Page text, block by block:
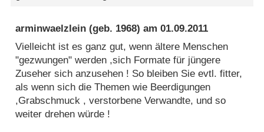
arminwaelzlein (geb. 1968) am01.09.2011
Vielleicht ist es ganz gut, wenn ältere Menschen
"gezwungen" werden ,sich Formate für jüngere
Zuseher sich anzusehen ! So bleiben Sie evtl. fitter,
als wenn sich die Themen wie Beerdigungen
,Grabschmuck , verstorbene Verwandte, und so
weiter drehen würde !